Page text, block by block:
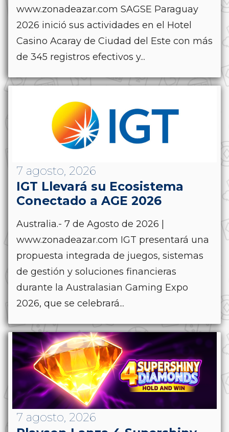
www.zonadeazar.com SAGSE Paraguay
2026 inició sus actividades en el Hotel
Casino Acaray de Ciudad del Este con más
de 345 registros efectivos y...
7 agosto, 2026
IGT Llevará su Ecosistema
Conectado a AGE 2026
Australia.- 7 de Agosto de 2026 |
www.zonadeazar.com IGT presentará una
propuesta integrada de juegos, sistemas
de gestión y soluciones financieras
durante la Australasian Gaming Expo
2026, que se celebrará...
7 agosto, 2026